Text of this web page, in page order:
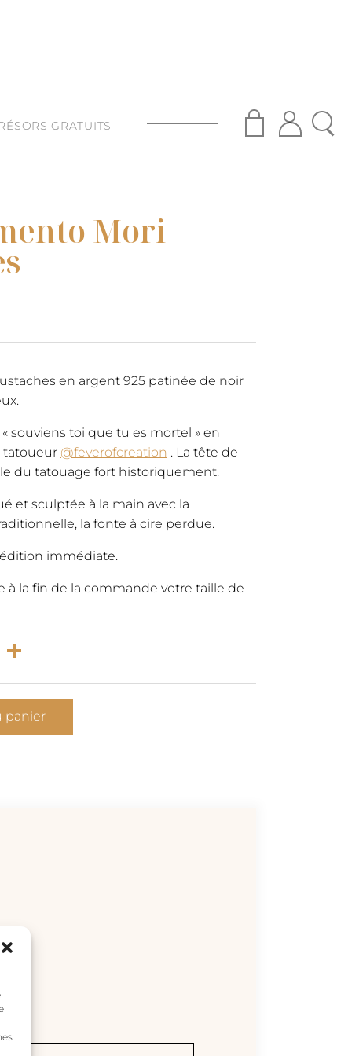
GRATUITS
Mori
en argent 925 patinée de noir
souviens toi que tu es mortel » en
tatoueur @feverofcreation . La tête de
du tatouage fort historiquement.
et sculptée à la main avec la
la fonte à cire perdue.
immédiate.
la fin de la commande votre taille de
panier